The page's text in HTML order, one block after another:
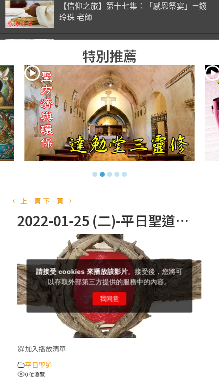
【信仰之旅】第十七集：「感恩祭宴」—錢
玲珠 老師
錢玲珠 老師
【信仰之旅】第十五集：「入門聖事」—錢
玲珠 老師
【信仰之旅】第十四集：「天主十誡(下)」
—金毓瑋 神父
【信仰之旅】第十三集：「天主十誡(上)」
—金毓瑋 神父
【信仰之旅】第十二集：「聖母、聖人」—
【信仰之旅】第十一集：「教 會」(推廣片)
【信仰之旅】第十一集：「教 會」—林必能
神父
【信仰之旅】第十集：「逾越奧蹟」— 錢玲
珠老師
(5)黃敏正主教帶你做「四旬期避靜」—【逾
特別推薦
●●●●●
← 上一頁 下一頁→
2022-01-25 (二)-平日聖道禮儀
加入播放清單
平日聖道
0 位瀏覽